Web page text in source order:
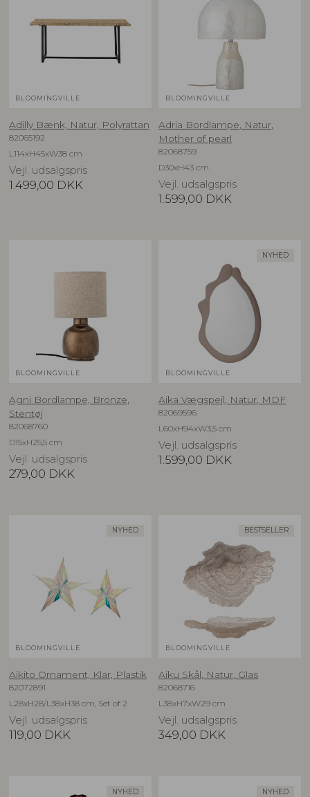
BLOOMINGVILLE
Adilly Bænk, Natur, Polyrattan
82065192
L114xH45xW38 cm
Vejl. udsalgspris
1.499,00 DKK
BLOOMINGVILLE
Adria Bordlampe, Natur,
Mother of pearl
82068759
D30xH43 cm
Vejl. udsalgspris
1.599,00 DKK
BLOOMINGVILLE
Agni Bordlampe, Bronze,
Stentøj
82068760
D15xH25,5 cm
Vejl. udsalgspris
279,00 DKK
NYHED
BLOOMINGVILLE
Aika Vægspejl, Natur, MDF
82069596
L60xH94xW3,5 cm
Vejl. udsalgspris
1.599,00 DKK
NYHED
BLOOMINGVILLE
Aikito Ornament, Klar, Plastik
82072891
L28xH28/L38xH38 cm, Set of 2
Vejl. udsalgspris
119,00 DKK
BESTSELLER
BLOOMINGVILLE
Aiku Skål, Natur, Glas
82068716
L38xH7xW29 cm
Vejl. udsalgspris
349,00 DKK
NYHED NYHED